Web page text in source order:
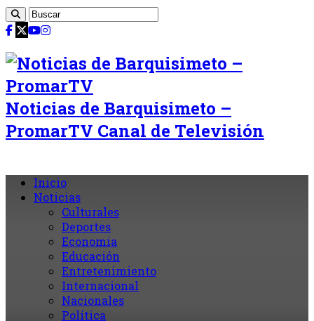
Noticias de Barquisimeto –
PromarTV Canal de Televisión
Inicio
Noticias
Culturales
Deportes
Economia
Educación
Entretenimiento
Internacional
Nacionales
Política